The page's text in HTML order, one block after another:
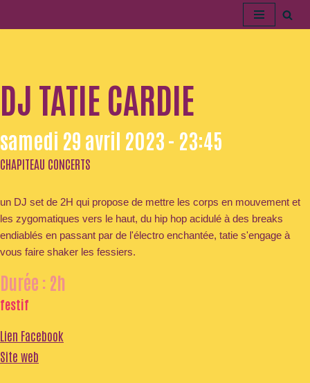
DJ TATIE CARDIE
samedi 29 avril 2023 - 23:45
CHAPITEAU CONCERTS
un DJ set de 2H qui propose de mettre les corps en mouvement et
les zygomatiques vers le haut, du hip hop acidulé à des breaks
endiablés en passant par de l'électro enchantée, tatie s'engage à
vous faire shaker les fessiers.
Durée : 2h
festif
Lien Facebook
Site web